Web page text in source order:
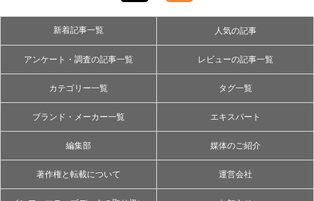
新着記事一覧 人気の記事
アンケート・調査の記事一覧 レビューの記事一覧
カテゴリー一覧 タグ一覧
ブランド・メーカー一覧 エキスパート
編集部 媒体のご紹介
著作権と転載について 運営会社